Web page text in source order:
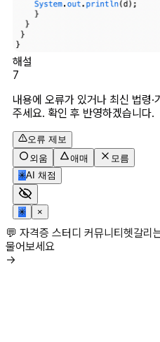
해설
7
내용에 오류가 있거나 최신 법령
주세요. 확인 후 반영하겠습니다.
오류 제보
외움
애매
모름
✳AI 채점
✳ ×
💬 자격증 스터디 커뮤니티헷갈리
물어보세요
→